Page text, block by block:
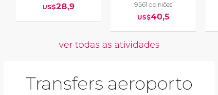
US$28,9
9561 opiniões
US$40,5
ver todas as atividades
Transfers aeroporto